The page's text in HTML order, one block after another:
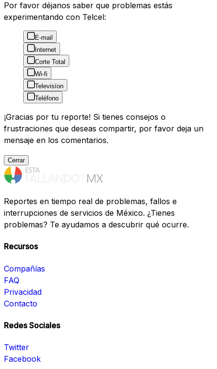
Por favor déjanos saber que problemas estás
experimentando con Telcel:
E-mail
Internet
Corte Total
Wi-fi
Televisíon
Teléfono
¡Gracias por tu reporte! Si tienes consejos o
frustraciones que deseas compartir, por favor deja un
mensaje en los comentarios.
Cerrar
Reportes en tiempo real de problemas, fallos e
interrupciones de servicios de México. ¿Tienes
problemas? Te ayudamos a descubrir qué ocurre.
Recursos
Compañías
FAQ
Privacidad
Contacto
Redes Sociales
Twitter
Facebook